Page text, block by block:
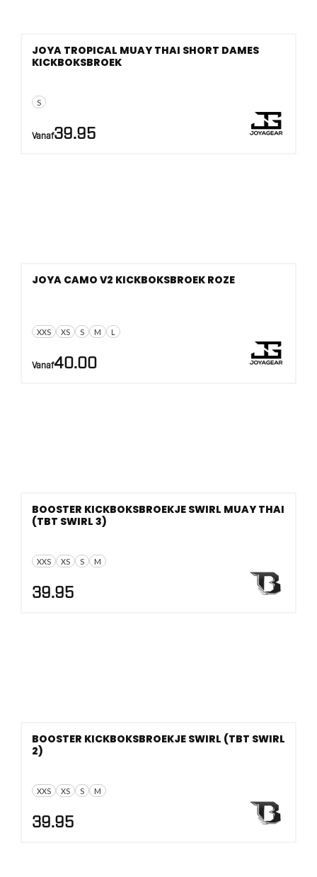
S
JOYA TROPICAL MUAY THAI SHORT DAMES
KICKBOKSBROEK
Vanaf39.95
XXS XS S M L
JOYA CAMO V2 KICKBOKSBROEK ROZE
Vanaf40.00
XXS XS S M
BOOSTER KICKBOKSBROEKJE SWIRL MUAY THAI
(TBT SWIRL 3)
39.95
XXS XS S M
BOOSTER KICKBOKSBROEKJE SWIRL (TBT SWIRL
2)
39.95